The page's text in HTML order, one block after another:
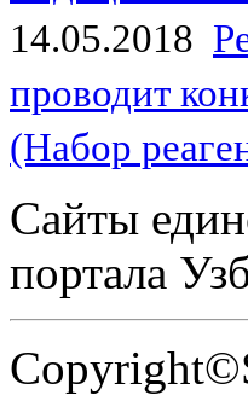
14.05.2018
проводит
(Набор
Сайты
портала